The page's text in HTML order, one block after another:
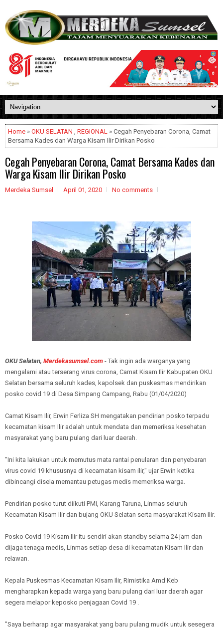
Home » OKU SELATAN , REGIONAL » Cegah Penyebaran Corona, Camat
Bersama Kades dan Warga Kisam Ilir Dirikan Posko
Cegah Penyebaran Corona, Camat Bersama Kades dan
Warga Kisam Ilir Dirikan Posko
Merdeka Sumsel April 01, 2020 No comments
OKU Selatan, Merdekasumsel.com - Tak ingin ada warganya yang
mengalami atau terserang virus corona, Camat Kisam Ilir Kabupaten OKU
Selatan bersama seluruh kades, kapolsek dan puskesmas mendirikan
posko covid 19 di Desa Simpang Campang, Rabu (01/04/2020)
Camat Kisam Ilir, Erwin Ferliza SH mengatakan pendirian posko terpadu
kecamatan kisam Ilir adalah untuk mendata dan memeriksa kesehatan
masyarakat yang baru pulang dari luar daerah.
"Ini kita lakukan untuk memutus mata rantai penularan dan penyebaran
virus covid 19 khususnya di kecamatan kisam ilir," ujar Erwin ketika
dibincangi disela memantau petugas medis memeriksa warga.
Pendirian posko turut diikuti PMI, Karang Taruna, Linmas seluruh
Kecamatan Kisam Ilir dan bujang OKU Selatan serta masyarakat Kisam Ilir.
Posko Covid 19 Kisam Ilir itu sendiri akan standby selama 24 jam dan
dijaga tenaga medis, Linmas setiap desa di kecamatan Kisam Ilir dan
relawan.
Kepala Puskesmas Kecamatan Kisam Ilir, Rimistika Amd Keb
mengharapkan kepada warga yang baru pulang dari luar daerah agar
segera melapor keposko penjagaan Covid 19 .
"Saya berharap agar masyarakat yang baru pulang mudik untuk sesegera